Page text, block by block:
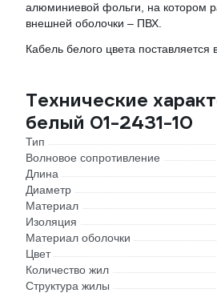
алюминиевой фольги, на котором
внешней оболочки – ПВХ.
Кабель белого цвета
Технические
белый 01-2431-10
Тип
Волновое сопротивление
Длина
Диаметр
Материал
Изоляция
Материал оболочки
Цвет
Количество жил
Структура жилы